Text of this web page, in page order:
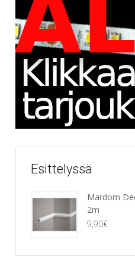
Esittelyssä
Mardom
2m
9,90€